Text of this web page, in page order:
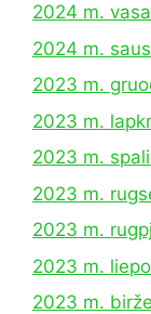
2024 m.
2024 m.
2023 m.
2023 m.
2023 m.
2023 m.
2023 m.
2023 m.
2023 m.